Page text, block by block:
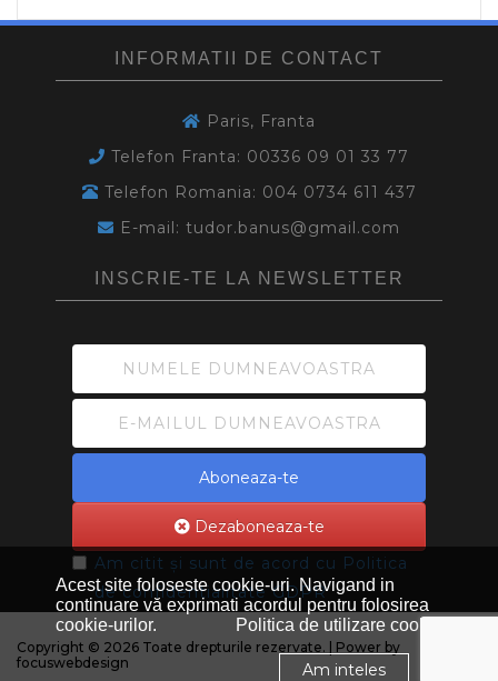
INFORMATII DE CONTACT
Paris, Franta
Telefon Franta: 00336 09 01 33 77
Telefon Romania: 004 0734 611 437
E-mail: tudor.banus@gmail.com
INSCRIE-TE LA NEWSLETTER
Aboneaza-te
Dezaboneaza-te
Am citit și sunt de acord cu Politica
de confidentialitate GDPR
Copyright © 2026 Toate drepturile rezervate. | Power by
focuswebdesign
Acest site foloseste cookie-uri. Navigand in
continuare vă exprimati acordul pentru folosirea
cookie-urilor.
Politica de utilizare cookie
Am inteles